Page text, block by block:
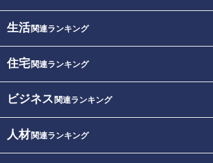
生活関連ランキング
住宅関連ランキング
ビジネス 関連ランキング
人材関連ランキング